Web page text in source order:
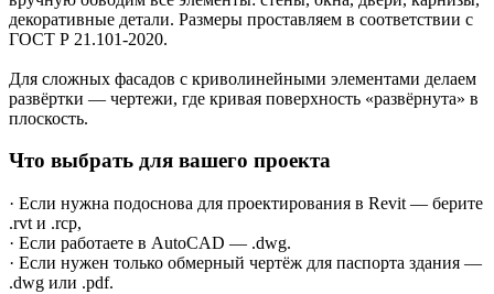
декоративные детали. Размеры проставляем в соответствии с
ГОСТ Р 21.101-2020.
Для сложных фасадов с криволинейными элементами делаем
развёртки — чертежи, где кривая поверхность «развёрнута» в
плоскость.
Что выбрать для вашего проекта
· Если нужна подоснова для проектирования в Revit — берите
.rvt и .rcp,
· Если работаете в AutoCAD — .dwg.
· Если нужен только обмерный чертёж для паспорта здания —
.dwg или .pdf.